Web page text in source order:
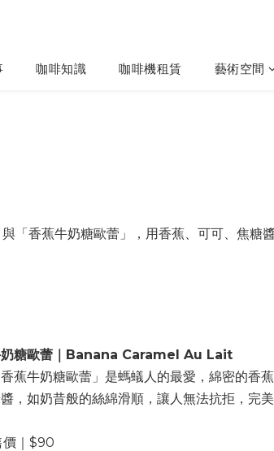
咖啡知識 咖啡機租賃 藝術空間
香蕉牛奶糖歐蕾」，用香蕉、可可、焦糖
糖歐蕾 ｜Banana Caramel Au Lait
香蕉牛奶糖歐蕾」是螞蟻人的最愛，綿密的香
，如奶昔般的絲綿滑順，讓人無法抗拒，完
價｜$90